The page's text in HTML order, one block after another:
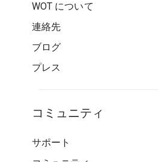
WOT について
連絡先
ブログ
プレス
コミュニティ
サポート